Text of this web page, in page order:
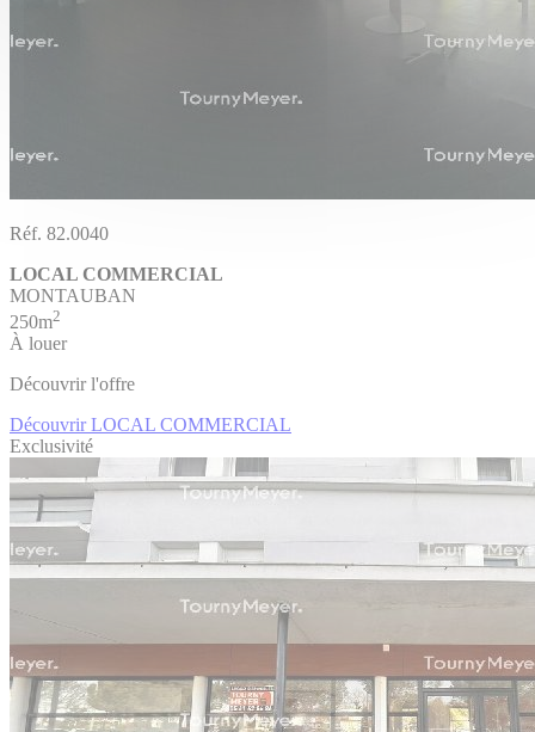
Réf. 82.0040
LOCAL COMMERCIAL
MONTAUBAN
250m2
À louer
Découvrir l'offre
Découvrir LOCAL COMMERCIAL
Exclusivité